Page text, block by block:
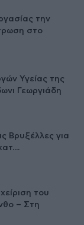
την
στο
Υγείας της
Γεωργιάδη
Βρυξέλλες για
του
– Στη